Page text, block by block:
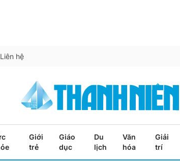
Liên hệ
Giới
trẻ
Giáo
dục
Du
lịch
Văn
hóa
Giải
trí